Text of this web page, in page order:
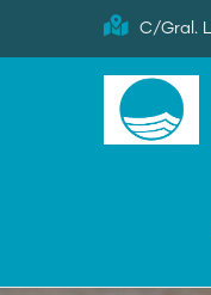
to
C/Gral.